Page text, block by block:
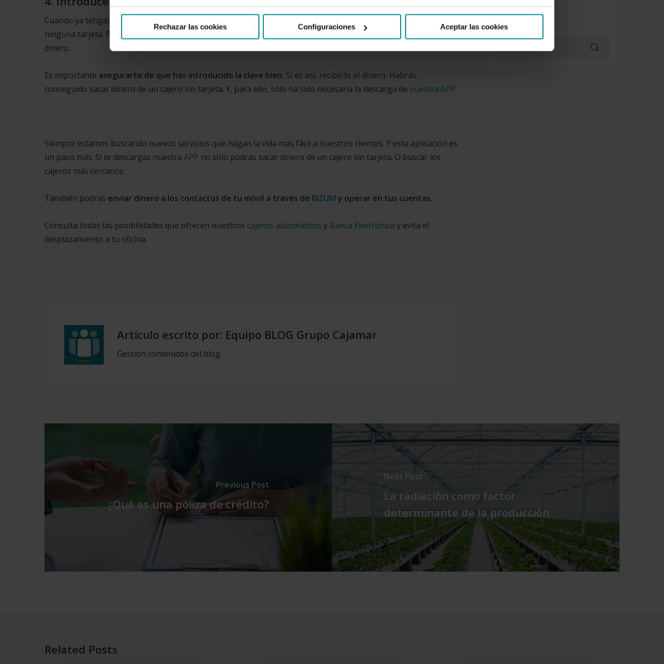
Rechazar las cookies Configuraciones Aceptar las cookies
Cuando ya tengas la clave, puedes acceder al cajero. Así, podrás utilizar el cajero sin necesidad de introducir
ninguna tarjeta. Por lo tanto, debes buscar una opción que te deje introducir el código que tienes para retirar el
dinero.
Es importante asegurarte de que has introducido la clave bien. Si es así, recibirás el dinero. Habrás
conseguido sacar dinero de un cajero sin tarjeta. Y, para ello, sólo ha sido necesaria la descarga de nuestra APP.
Siempre estamos buscando nuevos servicios que hagan la vida más fácil a nuestros clientes. Y esta aplicación es
un paso más. Si te descargas nuestra APP no sólo podrás sacar dinero de un cajero sin tarjeta. O buscar los
cajeros más cercanos.
También podras enviar dinero a los contactos de tu móvil a través de BIZUM y operar en tus cuentas.
Consulta todas las posibilidades que ofrecen nuestros cajeros automáticos y Banca Electrónica y evita el
desplazamiento a tu oficina.
Artículo escrito por: Equipo BLOG Grupo Cajamar
Gestión contenidos del blog.
Previous Post
¿Qué es una póliza de crédito?
Next Post
La radiación como factor
determinante de la producción
Related Posts